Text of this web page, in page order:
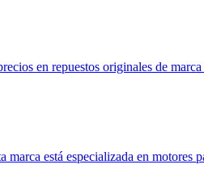
en repuestos originales de
está especializada en